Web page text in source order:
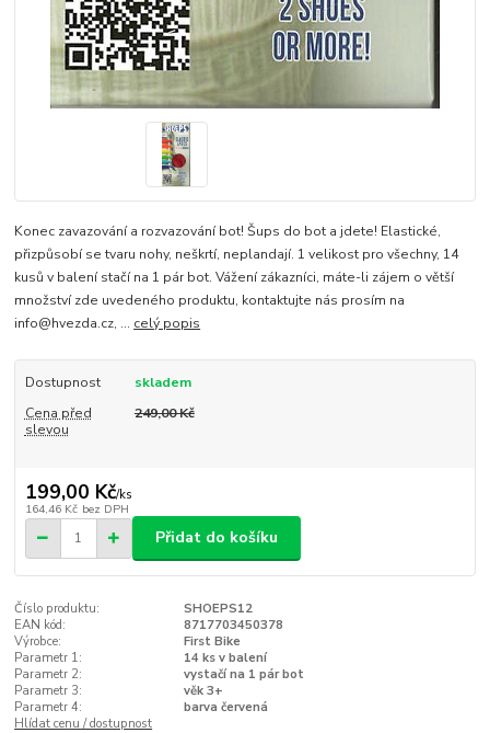
Konec zavazování a rozvazování bot! Šups do bot a jdete! Elastické,
přizpůsobí se tvaru nohy, neškrtí, neplandají. 1 velikost pro všechny, 14
kusů v balení stačí na 1 pár bot. Vážení zákazníci, máte-li zájem o větší
množství zde uvedeného produktu, kontaktujte nás prosím na
info@hvezda.cz, ... celý popis
Dostupnost
skladem
Cena před
slevou
249,00 Kč
199,00 Kč/ks
164,46 Kč bez DPH
Přidat do košíku
Číslo produktu:
SHOEPS12
EAN kód:
8717703450378
Výrobce:
First Bike
Parametr 1:
14 ks v balení
Parametr 2:
vystačí na 1 pár bot
Parametr 3:
věk 3+
Parametr 4:
barva červená
Hlídat cenu / dostupnost